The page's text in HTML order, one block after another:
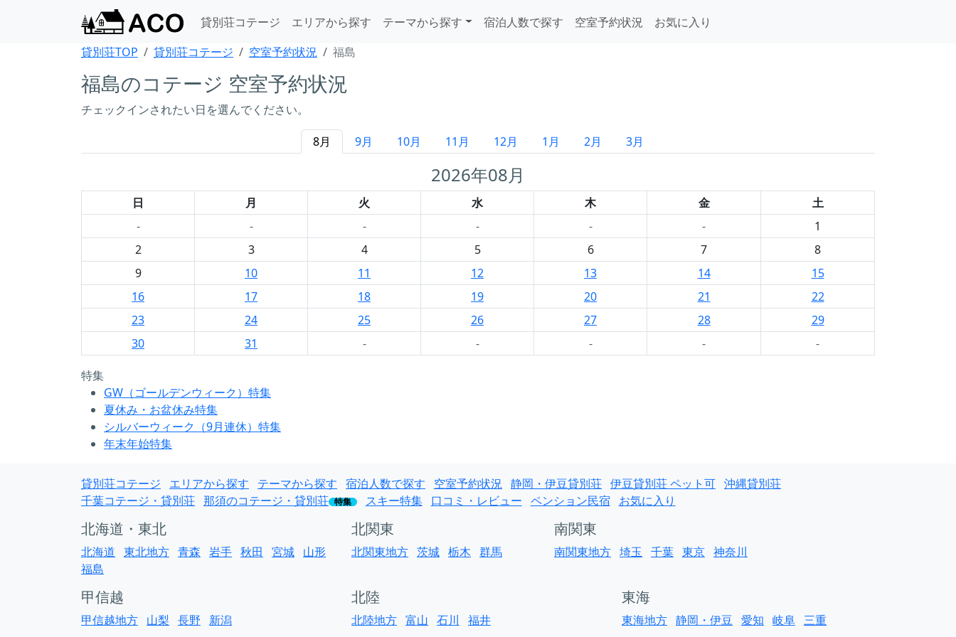
貸別荘コテージ エリアから探す テーマから探す 宿泊人数で探す 空室予約状況
お気に入り
貸別荘TOP
貸別荘コテージ 空室予約状況 福島
福島のコテージ 空室予約状況
チェックインされたい日を選んでください。
8月 9月 10月 11月 12月 1月 2月 3月
2026年08月
日 月 火 水 木 金
土
-
- - - - -
1
2
3 4 5 6 7
8
9
10 11 12 13 14
15
16
17 18 19 20 21
22
23
24 25 26 27 28
29
30
31 - - - - -
特集
GW（ゴールデンウィーク）特集
夏休み・お盆休み特集
シルバーウィーク（9月連休）特集
年末年始特集
貸別荘コテージ エリアから探す テーマから探す 宿泊人数で探す 空室予約状況 静岡・伊豆貸別荘 伊豆貸別荘 ペット可 沖縄貸別荘
千葉コテージ・貸別荘 那須のコテージ・貸別荘 特集 スキー特集 口コミ・レビュー ペンション民宿 お気に入り
北海道・東北
北海道 東北地方 青森 岩手 秋田 宮城 山形
福島
北関東
北関東地方 茨城 栃木 群馬
南関東
南関東地方 埼玉 千葉 東京 神奈川
甲信越
甲信越地方 山梨 長野 新潟
北陸
北陸地方 富山 石川 福井
東海
東海地方 静岡・伊豆 愛知 岐阜 三重